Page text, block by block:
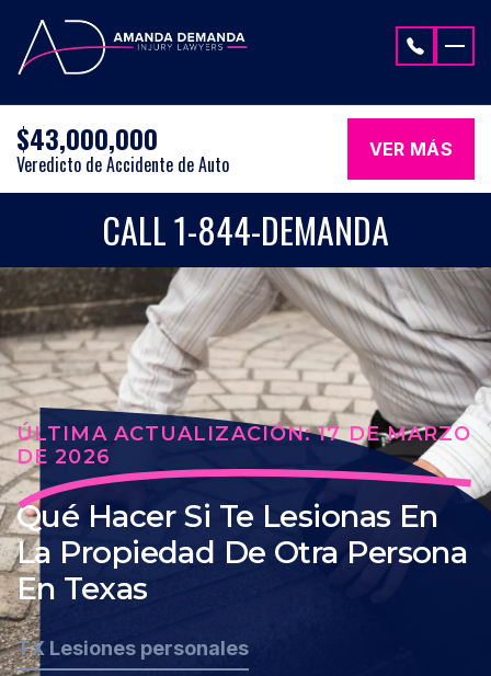
$43,000,000
Veredicto de Accidente de Auto
VER MÁS
CALL 1-844-DEMANDA
ÚLTIMA ACTUALIZACIÓN: 17 DE MARZO
DE 2026
Qué Hacer Si Te Lesionas En
La Propiedad De Otra Persona
En Texas
TX Lesiones personales